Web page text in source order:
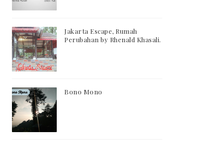
Jakarta Escape, Rumah
Perubahan by Rhenald Khasali.
Bono Mono